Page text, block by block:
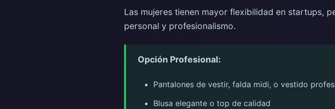
Las mujeres tienen mayor flexibilidad en startups,
personal y profesionalismo.
Opción Profesional:
Pantalones de vestir, falda midi, o vestido
Blusa elegante o top de calidad